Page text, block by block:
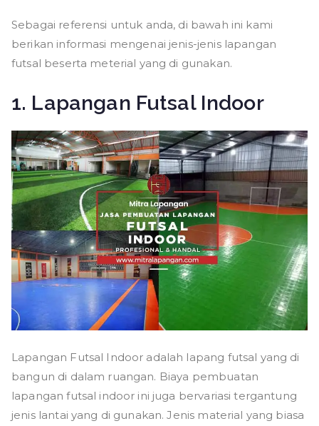
Sebagai referensi untuk anda, di bawah ini kami
berikan informasi mengenai jenis-jenis lapangan
futsal beserta meterial yang di gunakan.
1. Lapangan Futsal Indoor
Lapangan Futsal Indoor adalah lapang futsal yang di
bangun di dalam ruangan. Biaya pembuatan
lapangan futsal indoor ini juga bervariasi tergantung
jenis lantai yang di gunakan. Jenis material yang biasa